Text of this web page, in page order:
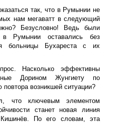
так, что в Румынии не
нам мегаватт в следующий
Безусловно! Ведь были
в Румынии оставались без
больницы Бухареста с их
Насколько эффективны
Дорином Жунгиету по
возникшей ситуации?
что ключевым элементом
станет новая линия
По его словам, эта